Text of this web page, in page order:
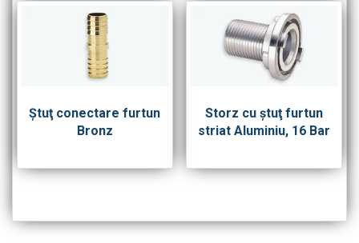
Ştuţ conectare furtun
Bronz
Storz cu ştuţ furtun
striat Aluminiu, 16 Bar